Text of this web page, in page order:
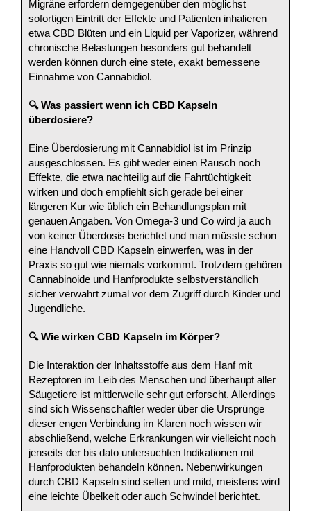
Migräne erfordern demgegenüber den möglichst
sofortigen Eintritt der Effekte und Patienten inhalieren
etwa CBD Blüten und ein Liquid per Vaporizer, während
chronische Belastungen besonders gut behandelt
werden können durch eine stete, exakt bemessene
Einnahme von Cannabidiol.
🔍 Was passiert wenn ich CBD Kapseln
überdosiere?
Eine Überdosierung mit Cannabidiol ist im Prinzip
ausgeschlossen. Es gibt weder einen Rausch noch
Effekte, die etwa nachteilig auf die Fahrtüchtigkeit
wirken und doch empfiehlt sich gerade bei einer
längeren Kur wie üblich ein Behandlungsplan mit
genauen Angaben. Von Omega-3 und Co wird ja auch
von keiner Überdosis berichtet und man müsste schon
eine Handvoll CBD Kapseln einwerfen, was in der
Praxis so gut wie niemals vorkommt. Trotzdem gehören
Cannabinoide und Hanfprodukte selbstverständlich
sicher verwahrt zumal vor dem Zugriff durch Kinder und
Jugendliche.
🔍 Wie wirken CBD Kapseln im Körper?
Die Interaktion der Inhaltsstoffe aus dem Hanf mit
Rezeptoren im Leib des Menschen und überhaupt aller
Säugetiere ist mittlerweile sehr gut erforscht. Allerdings
sind sich Wissenschaftler weder über die Ursprünge
dieser engen Verbindung im Klaren noch wissen wir
abschließend, welche Erkrankungen wir vielleicht noch
jenseits der bis dato untersuchten Indikationen mit
Hanfprodukten behandeln können. Nebenwirkungen
durch CBD Kapseln sind selten und mild, meistens wird
eine leichte Übelkeit oder auch Schwindel berichtet.